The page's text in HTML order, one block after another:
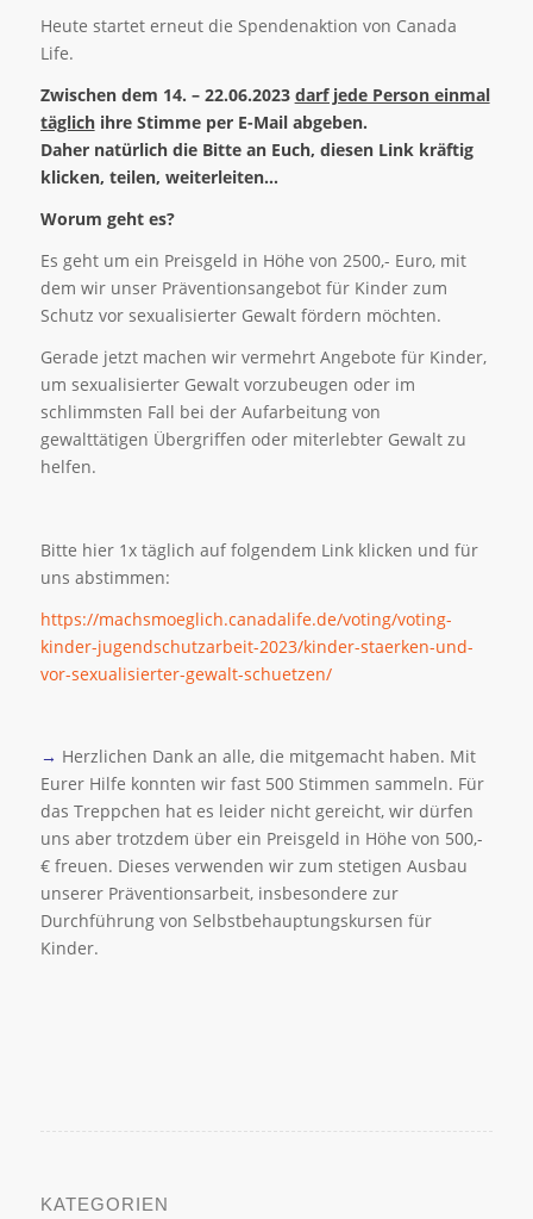
Heute startet erneut die Spendenaktion von Canada
Life.
Zwischen dem 14. – 22.06.2023 darf jede Person einmal
täglichihre Stimme per E-Mail abgeben.
Daher natürlich die Bitte an Euch, diesen Link kräftig
klicken, teilen, weiterleiten…
Worum geht es?
Es geht um ein Preisgeld in Höhe von 2500,- Euro, mit
dem wir unser Präventionsangebot für Kinder zum
Schutz vor sexualisierter Gewalt fördern möchten.
Gerade jetzt machen wir vermehrt Angebote für Kinder,
um sexualisierter Gewalt vorzubeugen oder im
schlimmsten Fall bei der Aufarbeitung von
gewalttätigen Übergriffen oder miterlebter Gewalt zu
helfen.
Bitte hier 1x täglich auf folgendem Link klicken und für
uns abstimmen:
https://machsmoeglich.canadalife.de/voting/voting-
kinder-jugendschutzarbeit-2023/kinder-staerken-und-
vor-sexualisierter-gewalt-schuetzen/
→ Herzlichen Dank an alle, die mitgemacht haben. Mit
Eurer Hilfe konnten wir fast 500 Stimmen sammeln. Für
das Treppchen hat es leider nicht gereicht, wir dürfen
uns aber trotzdem über ein Preisgeld in Höhe von 500,-
€ freuen. Dieses verwenden wir zum stetigen Ausbau
unserer Präventionsarbeit, insbesondere zur
Durchführung von Selbstbehauptungskursen für
Kinder.
KATEGORIEN